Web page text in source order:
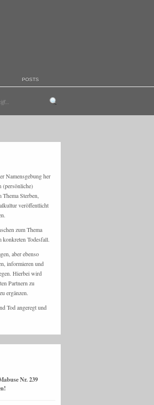
POSTS
Namensgebung her
(persönliche)
Sterben,
veröffentlicht
zum Thema
konkreten Todesfall.
aber ebenso
informieren und
Hierbei wird
Partnern zu
ergänzen.
Tod angeregt und
Nr. 239